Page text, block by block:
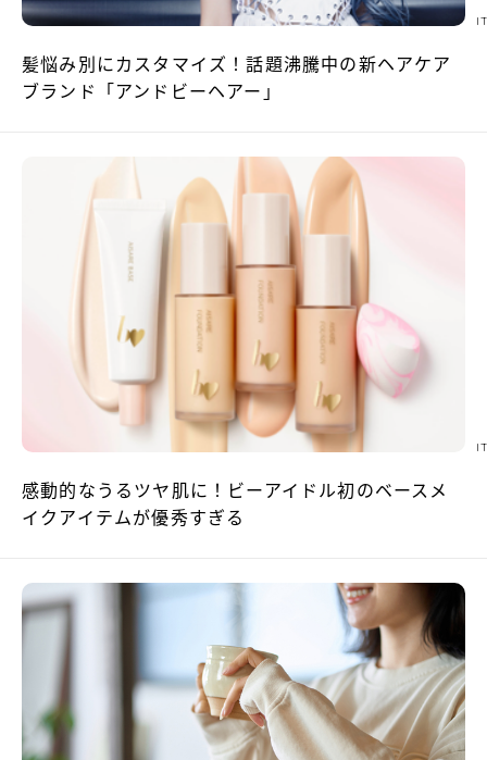
髪悩み別にカスタマイズ！話題沸騰中の新ヘアケア
ブランド「アンドビーヘアー」
感動的なうるツヤ肌に！ビーアイドル初のベースメ
イクアイテムが優秀すぎる